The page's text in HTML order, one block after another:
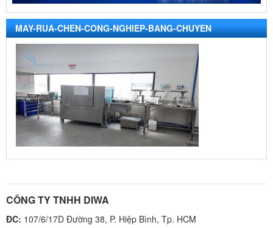
MAY-RUA-CHEN-CONG-NGHIEP-BANG-CHUYEN
CÔNG TY TNHH DIWA
ĐC: 107/6/17D Đường 38, P. Hiệp Bình, Tp. HCM